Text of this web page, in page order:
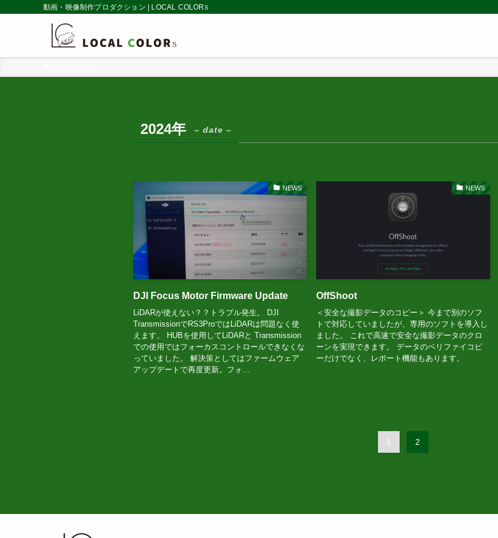
動画・映像制作プロダクション | LOCAL COLORs
2024年 – date –
NEWS
DJI Focus Motor Firmware Update
LiDARが使えない？？トラブル発生。 DJI
TransmissionでRS3ProではLiDARは問題なく使
えます。 HUBを使用してLiDARと Transmission
での使用ではフォーカスコントロールできなくな
っていました。 解決策としてはファームウェア
アップデートで再度更新。フォ...
NEWS
OffShoot
＜安全な撮影データのコピー＞ 今まで別のソフ
トで対応していましたが、専用のソフトを導入し
ました。 これで高速で安全な撮影データのクロ
ーンを実現できます。 データのベリファイコピ
ーだけでなく、レポート機能もあります。
1 2